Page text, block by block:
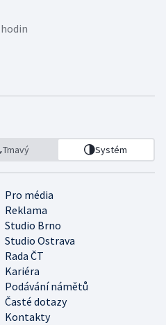
Tmavý Systém
Pro média
Reklama
Studio Brno
Studio Ostrava
Rada ČT
Kariéra
Podávání námětů
Časté dotazy
Kontakty